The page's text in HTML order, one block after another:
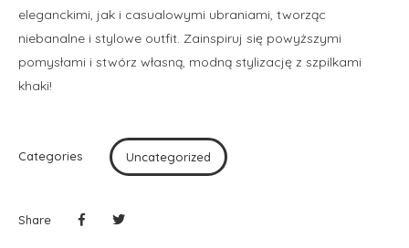
eleganckimi, jak i casualowymi ubraniami, tworząc
niebanalne i stylowe outfit. Zainspiruj się powyższymi
pomysłami i stwórz własną, modną stylizację z szpilkami
khaki!
Categories Uncategorized
Share